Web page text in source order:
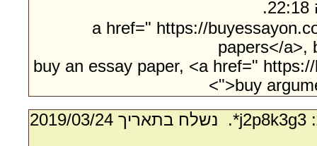
<a href=" https://
papers</a>,
buy an essay paper, <a href="
">buy
- מאת:‏ j2p8k3g3*. ‏ נשלח בתאריך ‏24/‏03/‏2019